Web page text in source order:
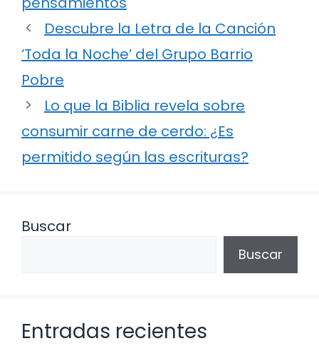
Descubre la Letra de la Canción
‘Toda la Noche’ del Grupo Barrio
Pobre
Lo que la Biblia revela sobre
consumir carne de cerdo: ¿Es
permitido según las escrituras?
Buscar
Buscar
Entradas recientes